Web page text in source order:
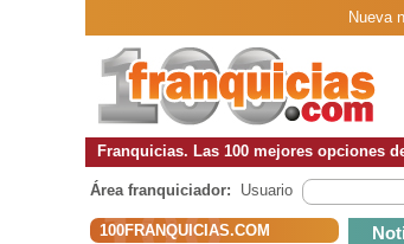
Nueva
Franquicias. Las 100 mejores opciones
Área franquiciador: Usuario
100FRANQUICIAS.COM